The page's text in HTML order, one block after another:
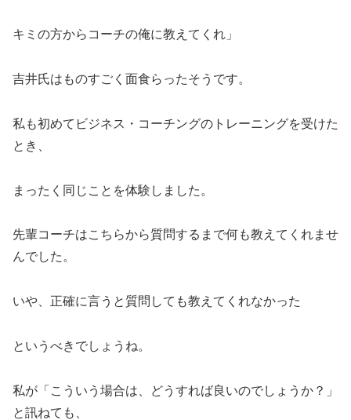
キミの方からコーチの俺に教えてくれ」
吉井氏はものすごく面食らったそうです。
私も初めてビジネス・コーチングのトレーニングを受けた
とき、
まったく同じことを体験しました。
先輩コーチはこちらから質問するまで何も教えてくれませ
んでした。
いや、正確に言うと質問しても教えてくれなかった
というべきでしょうね。
私が「こういう場合は、どうすれば良いのでしょうか？」
と訊ねても、